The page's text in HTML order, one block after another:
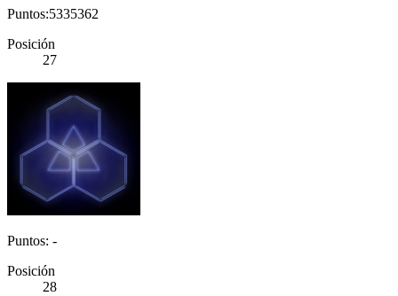
Puntos:5335362
Posición
27
Puntos: -
Posición
28